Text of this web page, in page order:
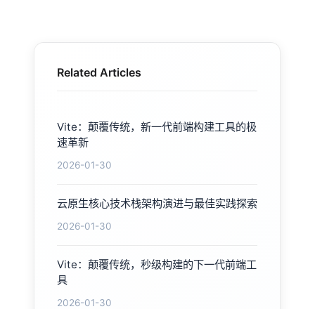
Related Articles
Vite：颠覆传统，新一代前端构建工具的极
速革新
2026-01-30
云原生核心技术栈架构演进与最佳实践探索
2026-01-30
Vite：颠覆传统，秒级构建的下一代前端工
具
2026-01-30